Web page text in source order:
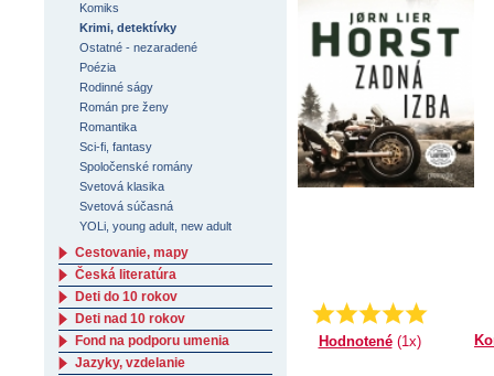
Priemer:
5.0
Hodnotené(1x)
Komiks
Krimi, detektívky
Ostatné - nezaradené
Poézia
Rodinné ságy
Román pre ženy
Romantika
Sci-fi, fantasy
Spoločenské romány
Svetová klasika
Svetová súčasná
YOLi, young adult, new adult
Cestovanie, mapy
Česká literatúra
Deti do 10 rokov
Deti nad 10 rokov
Fond na podporu umenia
Jazyky, vzdelanie